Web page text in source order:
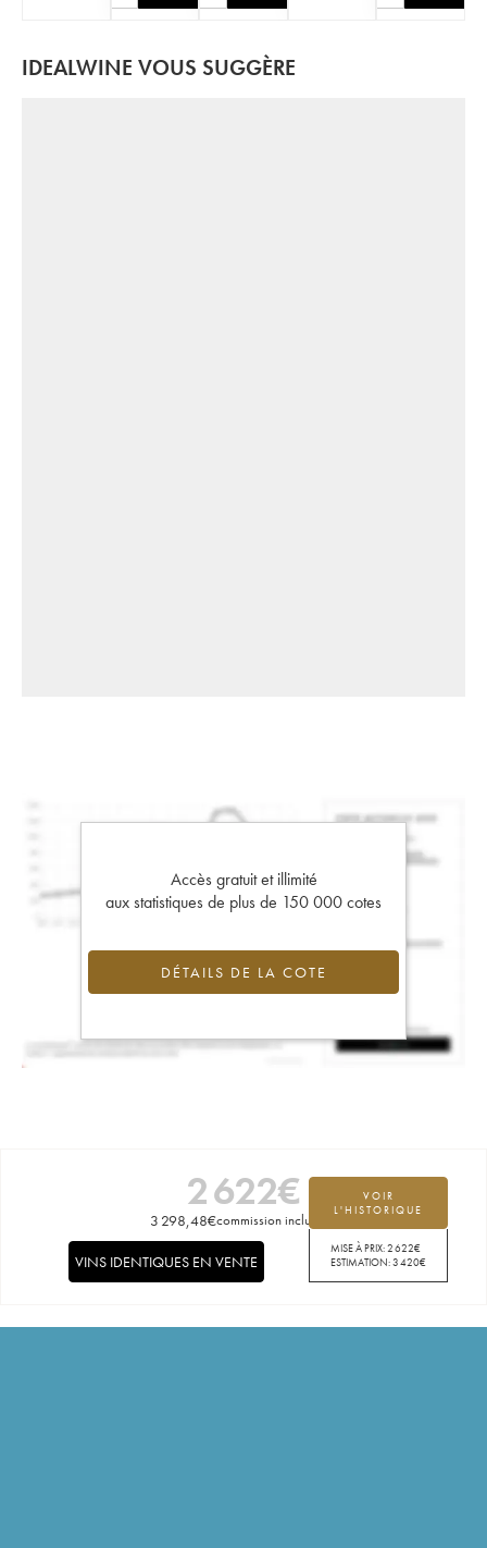
IDEALWINE VOUS SUGGÈRE
Accès gratuit et illimité
aux statistiques de plus de 150 000 cotes
DÉTAILS DE LA COTE
2 622€
3 298,48€commission incluse
VOIR
L'HISTORIQUE
MISE À PRIX:2 622€
ESTIMATION:3 420€
VINS IDENTIQUES EN VENTE